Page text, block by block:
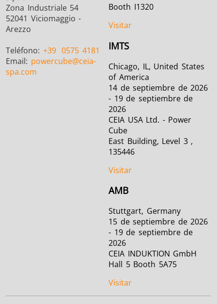
Zona Industriale 54
52041 Viciomaggio -
Arezzo
Teléfono: +39 0575 4181
Email: powercube@ceia-
spa.com
Booth I1320
Visitar
IMTS
Chicago, IL, United States
of America
14 de septiembre de 2026
- 19 de septiembre de
2026
CEIA USA Ltd. - Power
Cube
East Building, Level 3 ,
135446
Visitar
AMB
Stuttgart, Germany
15 de septiembre de 2026
- 19 de septiembre de
2026
CEIA INDUKTION GmbH
Hall 5 Booth 5A75
Visitar